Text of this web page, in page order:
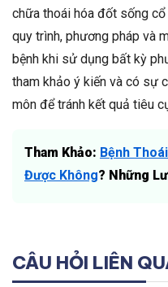
chữa thoái hóa đốt sống
quy trình, phương pháp và
bệnh khi sử dụng bất kỳ
tham khảo ý kiến và có sự
môn để tránh kết quả tiêu
Tham Khảo: Bệnh
Được Không? Những
CÂU HỎI LIÊN